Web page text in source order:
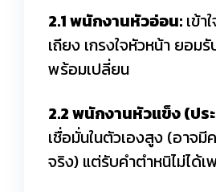
2.1 พนักงานหัวอ่อน: เข้า
เถียง เกรงใจหัวหน้า ยอม
พร้อมเปลี่ยน
2.2 พนักงานหัวแข็ง (ปร
เชื่อมั่นในตัวเองสูง (อาจมี
จริง) แต่รับคำตำหนิไม่ได้เ